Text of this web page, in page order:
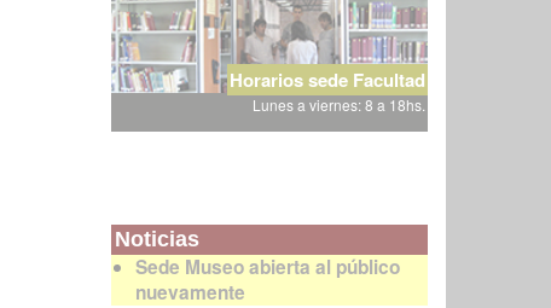
Horarios sede Facultad
Lunes a viernes: 8 a 18hs.
Noticias
Sede Museo abierta al público
nuevamente